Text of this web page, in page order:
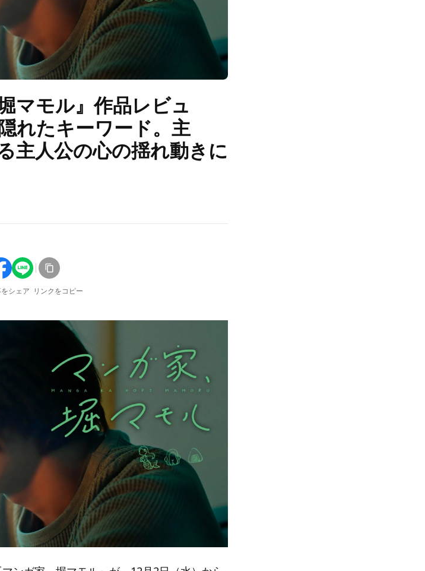
マモル』作品レビュ
れたキーワード。主
主人公の心の揺れ動きに
シェア リンクをコピー